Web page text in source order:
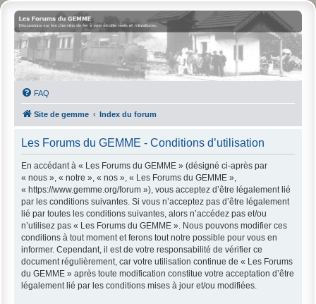
FAQ
Site de gemme Index du forum
Les Forums du GEMME - Conditions d’utilisation
En accédant à « Les Forums du GEMME » (désigné ci-après par
« nous », « notre », « nos », « Les Forums du GEMME »,
« https://www.gemme.org/forum »), vous acceptez d’être légalement lié
par les conditions suivantes. Si vous n’acceptez pas d’être légalement
lié par toutes les conditions suivantes, alors n’accédez pas et/ou
n’utilisez pas « Les Forums du GEMME ». Nous pouvons modifier ces
conditions à tout moment et ferons tout notre possible pour vous en
informer. Cependant, il est de votre responsabilité de vérifier ce
document régulièrement, car votre utilisation continue de « Les Forums
du GEMME » après toute modification constitue votre acceptation d’être
légalement lié par les conditions mises à jour et/ou modifiées.